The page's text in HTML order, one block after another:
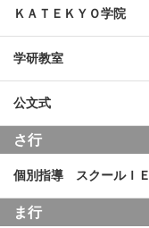
ＫＡＴＥＫＹＯ学院
学研教室
公文式
さ行
個別指導 スクールＩＥ
ま行